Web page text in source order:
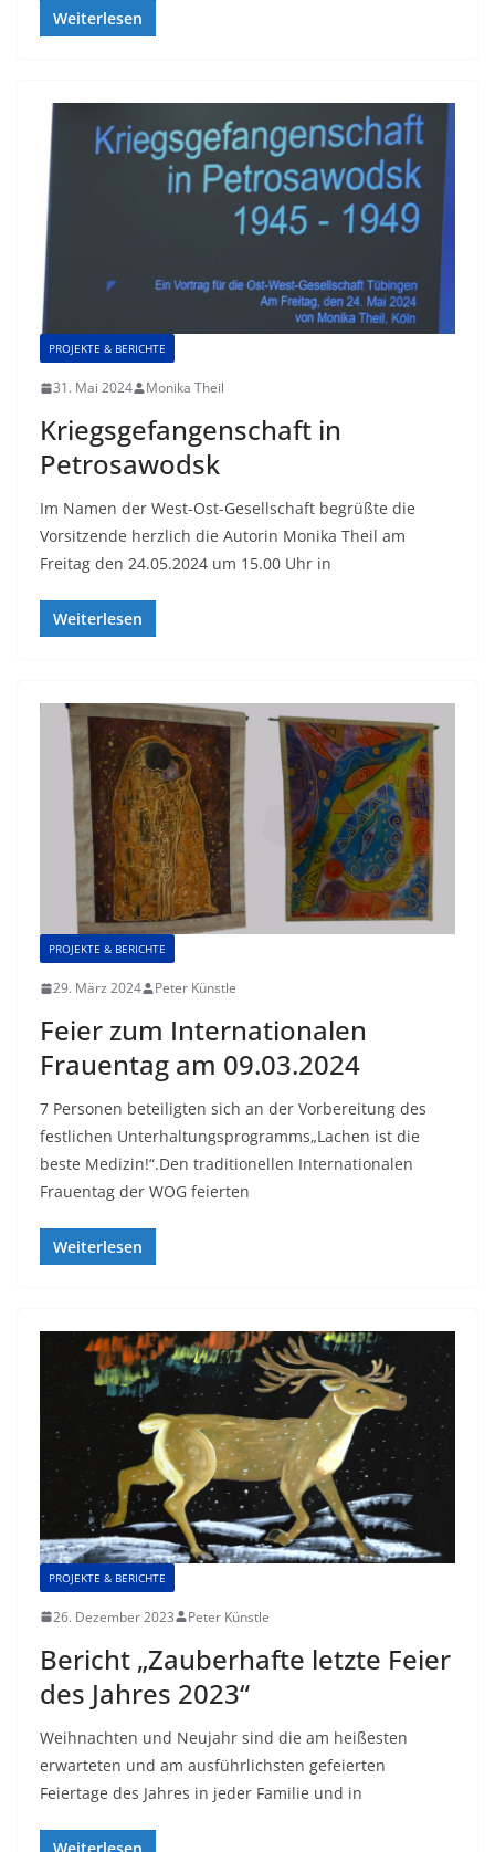
Weiterlesen
PROJEKTE & BERICHTE
31. Mai 2024 Monika Theil
Kriegsgefangenschaft in
Petrosawodsk
Im Namen der West-Ost-Gesellschaft begrüßte die
Vorsitzende herzlich die Autorin Monika Theil am
Freitag den 24.05.2024 um 15.00 Uhr in
Weiterlesen
PROJEKTE & BERICHTE
29. März 2024 Peter Künstle
Feier zum Internationalen
Frauentag am 09.03.2024
7 Personen beteiligten sich an der Vorbereitung des
festlichen Unterhaltungsprogramms„Lachen ist die
beste Medizin!“.Den traditionellen Internationalen
Frauentag der WOG feierten
Weiterlesen
PROJEKTE & BERICHTE
26. Dezember 2023 Peter Künstle
Bericht „Zauberhafte letzte Feier
des Jahres 2023“
Weihnachten und Neujahr sind die am heißesten
erwarteten und am ausführlichsten gefeierten
Feiertage des Jahres in jeder Familie und in
Weiterlesen